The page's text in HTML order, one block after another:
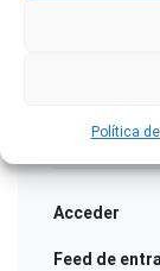
Política
META
Acceder
Feed de